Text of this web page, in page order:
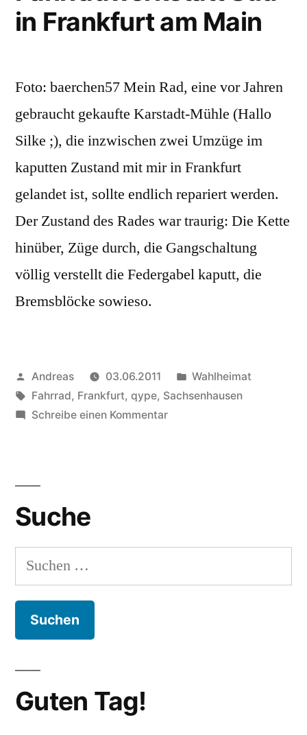
Frankfurt
in Frankfurt am Main
Foto: baerchen57 Mein Rad, eine vor Jahren
gebraucht gekaufte Karstadt-Mühle (Hallo
Silke ;), die inzwischen zwei Umzüge im
kaputten Zustand mit mir in Frankfurt
gelandet ist, sollte endlich repariert werden.
Der Zustand des Rades war traurig: Die Kette
hinüber, Züge durch, die Gangschaltung
völlig verstellt die Federgabel kaputt, die
Bremsblöcke sowieso.
Veröffentlicht
von
Andreas 03.06.2011
Veröffentlicht
in
Wahlheimat
Schlagwörter:
Fahrrad, Frankfurt, qype, Sachsenhausen
Schreibe einen Kommentarzu
Main
Suche
Suchen
nach:
Guten Tag!